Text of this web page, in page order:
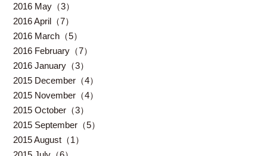
2016 May（3）
2016 April（7）
2016 March（5）
2016 February（7）
2016 January（3）
2015 December（4）
2015 November（4）
2015 October（3）
2015 September（5）
2015 August（1）